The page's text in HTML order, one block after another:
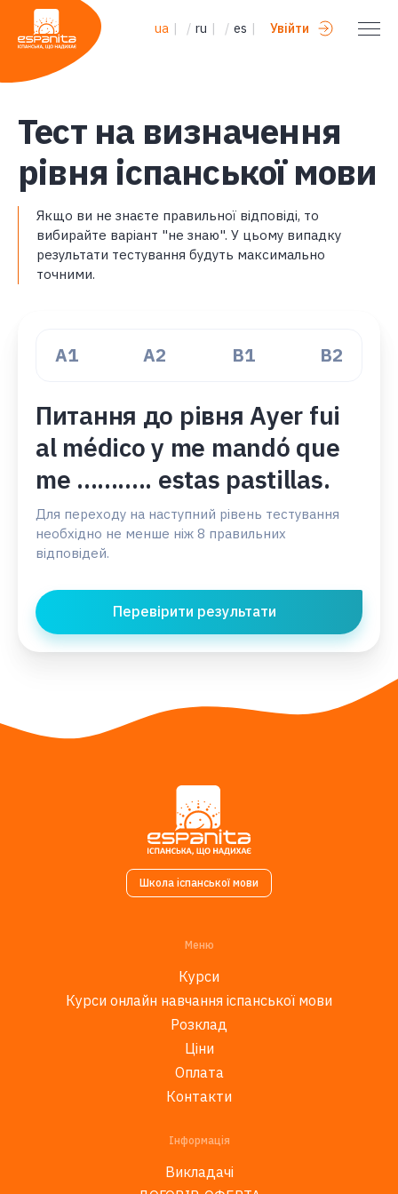
ua | / ru | / es | Увійти
Тест на визначення
рівня іспанської мови
Якщо ви не знаєте правильної відповіді, то
вибирайте варіант "не знаю". У цьому випадку
результати тестування будуть максимально
точними.
A1 А2 В1 B2
Питання до рівня Ayer fui
al médico y me mandó que
me ........... estas pastillas.
Для переходу на наступний рівень тестування
необхідно не менше ніж 8 правильних
відповідей.
Перевірити результати
Школа іспанської мови
Меню
Курси
Курси онлайн навчання іспанської мови
Розклад
Ціни
Оплата
Контакти
Інформація
Викладачі